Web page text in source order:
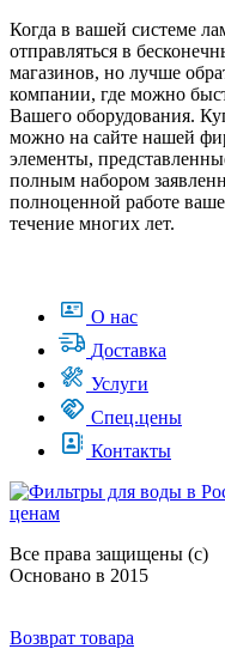
Когда в вашей системе
отправляться в
магазинов, но лучше
компании, где можно
Вашего оборудования.
можно на сайте нашей
элементы,
полным набором
полноценной работе
течение многих лет.
О нас
Доставка
Услуги
Спец.цены
Контакты
Все права защищены (с)
Основано в 2015
Возврат товара